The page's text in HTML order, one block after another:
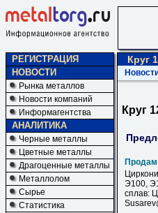
РЕГИСТРАЦИЯ
НОВОСТИ
Рынка металлов
Новости компаний
Информагентства
АНАЛИТИКА
Черные металлы
Цветные металлы
Драгоценные металлы
Металлолом
Сырье
Статистика
Круг
Круг
Э100,
сплав: